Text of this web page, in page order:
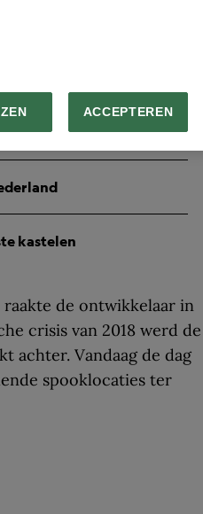
denken aan Franse
kastelen
de ontwikkelaar in
crisis van 2018 werd de
achter. Vandaag de dag
spooklocaties ter
ACCEPTEREN